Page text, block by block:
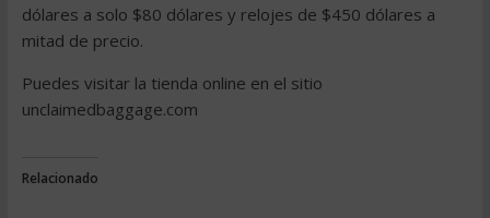
dólares a solo $80 dólares y relojes de $450 dólares a
mitad de precio.
Puedes visitar la tienda online en el sitio
unclaimedbaggage.com
Relacionado